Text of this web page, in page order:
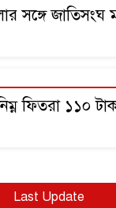
সঙ্গে জাতিসংঘ
ফিতরা ১১০
Last Update